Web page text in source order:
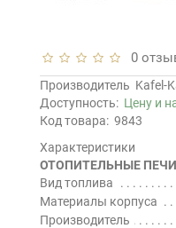
0
Производитель Kafel-
Доступность: Цену и
Код товара: 9843
Характеристики
ОТОПИТЕЛЬНЫЕ
Вид топлива
Материалы корпуса
Производитель